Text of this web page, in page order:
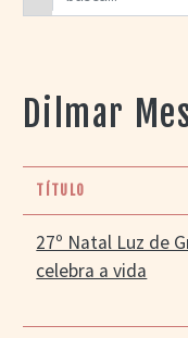
Dilmar
TÍTULO
27º Natal Luz de
celebra a vida